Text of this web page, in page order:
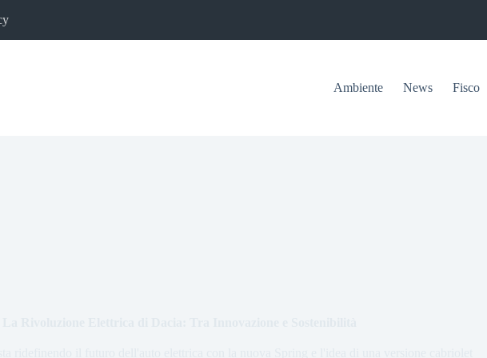
Ambiente News Fisco